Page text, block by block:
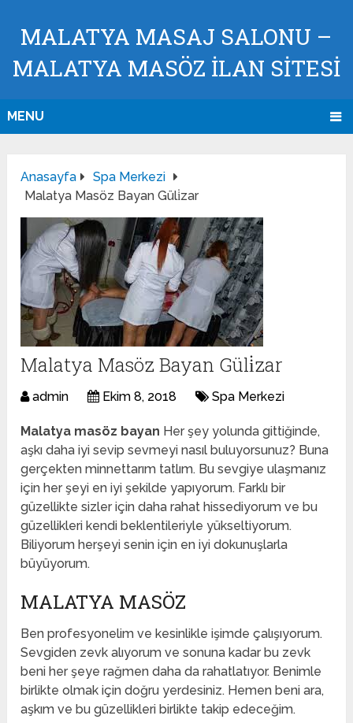
MALATYA MASAJ SALONU –
MALATYA MASÖZ İLAN SİTESİ
MENU
Anasayfa
Spa Merkezi
Malatya Masöz Bayan Güli̇zar
Malatya Masöz Bayan Güli̇zar
admin Ekim 8, 2018 Spa Merkezi
Malatya masöz bayan Her şey yolunda gittiğinde,
aşkı daha iyi sevip sevmeyi nasıl buluyorsunuz? Buna
gerçekten minnettarım tatlım. Bu sevgiye ulaşmanız
için her şeyi en iyi şekilde yapıyorum. Farklı bir
güzellikte sizler için daha rahat hissediyorum ve bu
güzellikleri kendi beklentileriyle yükseltiyorum.
Biliyorum herşeyi senin için en iyi dokunuşlarla
büyüyorum.
MALATYA MASÖZ
Ben profesyonelim ve kesinlikle işimde çalışıyorum.
Sevgiden zevk alıyorum ve sonuna kadar bu zevk
beni her şeye rağmen daha da rahatlatıyor. Benimle
birlikte olmak için doğru yerdesiniz. Hemen beni ara,
aşkım ve bu güzellikleri birlikte takip edeceğim.